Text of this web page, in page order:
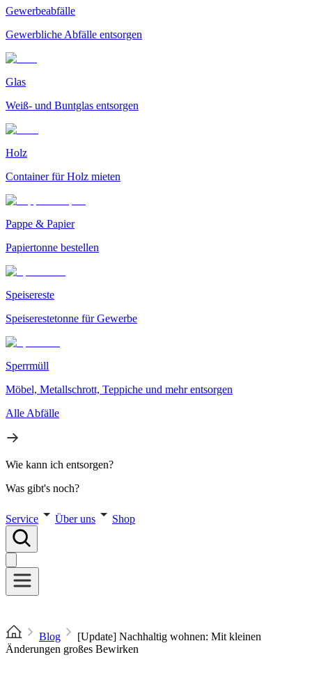
Gewerbeabfälle
Gewerbliche Abfälle entsorgen
Glas
Weiß- und Buntglas entsorgen
Holz
Container für Holz mieten
Pappe & Papier
Papiertonne bestellen
Speisereste
Speiserestetonne für Gewerbe
Sperrmüll
Möbel, Metallschrott, Teppiche und mehr entsorgen
Alle Abfälle
Wie kann ich entsorgen?
Was gibt's noch?
Service Über uns Shop
Blog
[Update] Nachhaltig wohnen: Mit kleinen
Änderungen großes Bewirken